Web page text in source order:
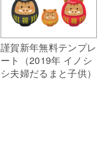
謹賀新年無料テンプレ
ート（2019年 イノシ
シ夫婦だるまと子供）